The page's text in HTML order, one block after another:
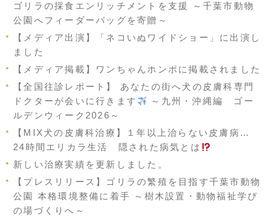
ゴリラの採食エンリッチメントを支援 ～千葉市動物
公園へフィーダーバッグを寄贈～
【メディア出演】「ネコいぬワイドショー」に出演し
ました
【メディア掲載】ワンちゃんホンポに掲載されました
【全国往診レポート】 あなたの街へ犬の皮膚科専門
ドクターが会いに行きます
～九州・沖縄編 ゴー
ルデンウィーク2026～
【MIX犬の皮膚科治療】１年以上治らない皮膚病…
24時間エリカラ生活 隠された病気とは
新しい治療実績を更新しました。
【プレスリリース】ゴリラの繁殖を目指す千葉市動物
公園 本格環境整備に着手 ～樹木設置・動物福祉学び
の場づくりへ～